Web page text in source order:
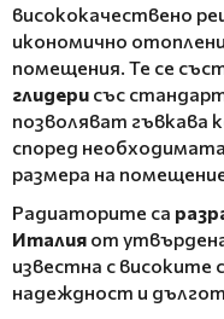
висококачествено
икономично
помещения. Те се
глидери със
позволяват гъвкава
според
размера на
Радиаторите са
Италия от
известна с високите
надеждност и